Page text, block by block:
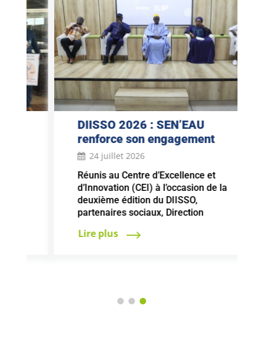
DIISSO 2026 : SEN’EAU
renforce son engagement
pour un dialogue social fondé
sociale
24 juillet 2026
Réunis au Centre d’Excellence et
d’Innovation (CEI) à l’occasion de la
deuxième édition du DIISSO,
partenaires sociaux, Direction
collaborateurs ont réaffirmé leur
performance. Le dialogue social
Lire plus